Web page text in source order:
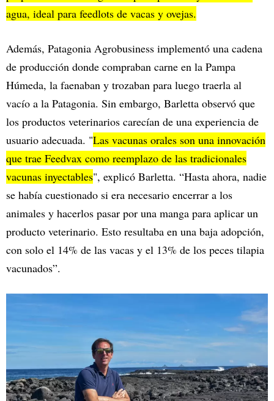
agua, ideal para feedlots de vacas y ovejas.
Además, Patagonia Agrobusiness implementó una cadena
de producción donde compraban carne en la Pampa
Húmeda, la faenaban y trozaban para luego traerla al
vacío a la Patagonia. Sin embargo, Barletta observó que
los productos veterinarios carecían de una experiencia de
usuario adecuada. "Las vacunas orales son una innovación
que trae Feedvax como reemplazo de las tradicionales
vacunas inyectables", explicó Barletta. “Hasta ahora, nadie
se había cuestionado si era necesario encerrar a los
animales y hacerlos pasar por una manga para aplicar un
producto veterinario. Esto resultaba en una baja adopción,
con solo el 14% de las vacas y el 13% de los peces tilapia
vacunados”.